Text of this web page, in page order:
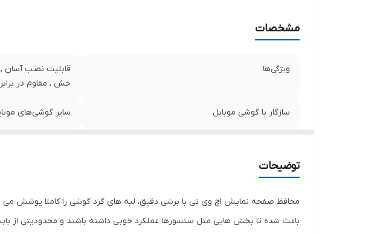
مشخصات
ویژگی‌ها
خش , مقاوم در
سازگار با گوشی موبایل سایر گوشی‌های
دارای محافظ برای قسمت
رنگ بی رنگ شفاف
توضیحات
محافظ صفحه نمایش اچ وی تی با برشی دقیق، لبه های گرد گوشی را کاملا پوشش می
باعث شده تا بخش هایی مثل سنسورها عملکرد خوبی داشته باشند و محدودیتی از